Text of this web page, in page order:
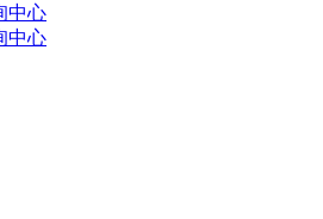
中心
中心